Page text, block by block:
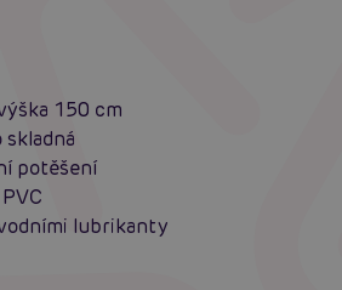
150 cm
skladná
potěšení
lubrikanty